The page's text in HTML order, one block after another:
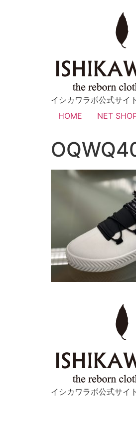
イシカワラボ公式サイト
HOME
NET
イシカワラボ公式サイト